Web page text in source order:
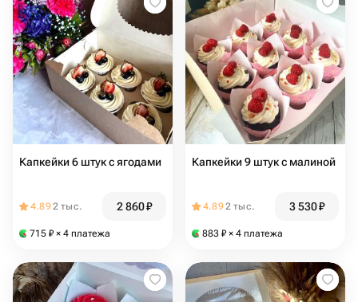
Капкейки 6 штук с ягодами
4.892 тыс. 2 860₽
715 ₽ × 4 платежа
Капкейки 9 штук с малиной
4.892 тыс. 3 530₽
883 ₽ × 4 платежа